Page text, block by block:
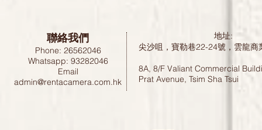
聯絡我們
Phone: 26562046
Whatsapp: 93282046
Email
admin@rentacamera.com.hk
地址:
尖沙咀，寶勒巷22-24號，雲龍
8A, 8/F Valiant Commercial
Prat Avenue, Tsim Sha Tsui